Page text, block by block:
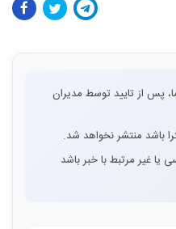
پس از تایید توسط مدیران
باشد منتشر نخواهد شد.
یا غیر مرتبط با خبر باشد